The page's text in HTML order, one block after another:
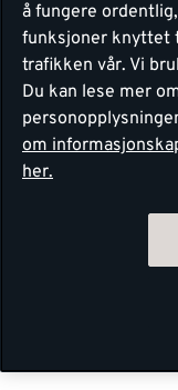
å fungere
funksjoner knyttet
trafikken vår. Vi
Du kan lese mer
om
her.